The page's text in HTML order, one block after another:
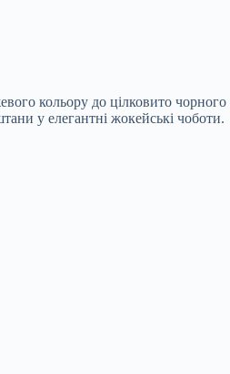
кольору до цілковито чорного
у елегантні жокейські чоботи.